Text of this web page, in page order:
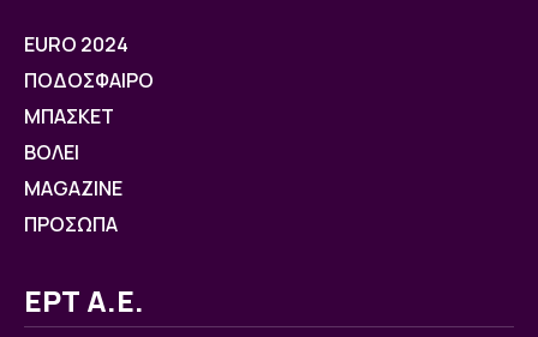
EURO 2024
ΠΟΔΟΣΦΑΙΡΟ
ΜΠΑΣΚΕΤ
ΒOΛΕΙ
MAGAZINE
ΠΡΟΣΩΠΑ
ΕΡΤ Α.Ε.